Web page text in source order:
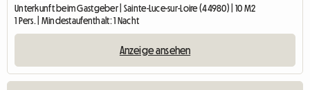
Unterkunft beim Gastgeber | Sainte-Luce-sur-Loire (44980) | 10 M2
1 Pers. | Mindestaufenthalt: 1 Nacht
Anzeige ansehen